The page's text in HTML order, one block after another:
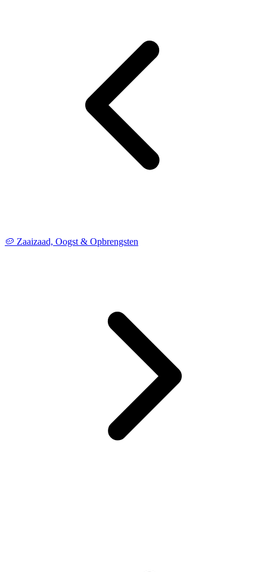
🥔 Zaaizaad, Oogst & Opbrengsten